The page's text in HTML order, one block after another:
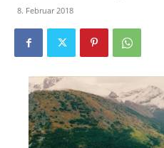
8. Februar 2018